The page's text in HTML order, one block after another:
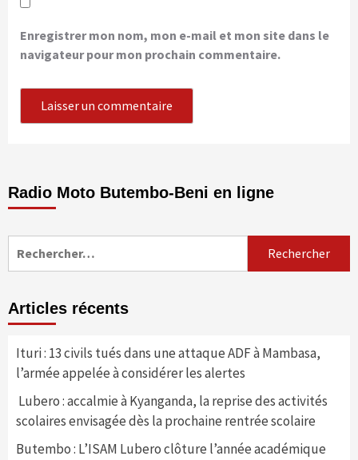
Enregistrer mon nom, mon e-mail et mon site dans le
navigateur pour mon prochain commentaire.
Radio Moto Butembo-Beni en ligne
Articles récents
Ituri : 13 civils tués dans une attaque ADF à Mambasa,
l’armée appelée à considérer les alertes
Lubero : accalmie à Kyanganda, la reprise des activités
scolaires envisagée dès la prochaine rentrée scolaire
Butembo : L’ISAM Lubero clôture l’année académique